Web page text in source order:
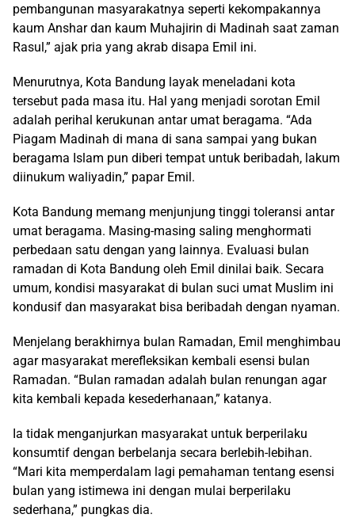
pembangunan masyarakatnya seperti kekompakannya
kaum Anshar dan kaum Muhajirin di Madinah saat zaman
Rasul,” ajak pria yang akrab disapa Emil ini.
Menurutnya, Kota Bandung layak meneladani kota
tersebut pada masa itu. Hal yang menjadi sorotan Emil
adalah perihal kerukunan antar umat beragama. “Ada
Piagam Madinah di mana di sana sampai yang bukan
beragama Islam pun diberi tempat untuk beribadah, lakum
diinukum waliyadin,” papar Emil.
Kota Bandung memang menjunjung tinggi toleransi antar
umat beragama. Masing-masing saling menghormati
perbedaan satu dengan yang lainnya. Evaluasi bulan
ramadan di Kota Bandung oleh Emil dinilai baik. Secara
umum, kondisi masyarakat di bulan suci umat Muslim ini
kondusif dan masyarakat bisa beribadah dengan nyaman.
Menjelang berakhirnya bulan Ramadan, Emil menghimbau
agar masyarakat merefleksikan kembali esensi bulan
Ramadan. “Bulan ramadan adalah bulan renungan agar
kita kembali kepada kesederhanaan,” katanya.
Ia tidak menganjurkan masyarakat untuk berperilaku
konsumtif dengan berbelanja secara berlebih-lebihan.
“Mari kita memperdalam lagi pemahaman tentang esensi
bulan yang istimewa ini dengan mulai berperilaku
sederhana,” pungkas dia.